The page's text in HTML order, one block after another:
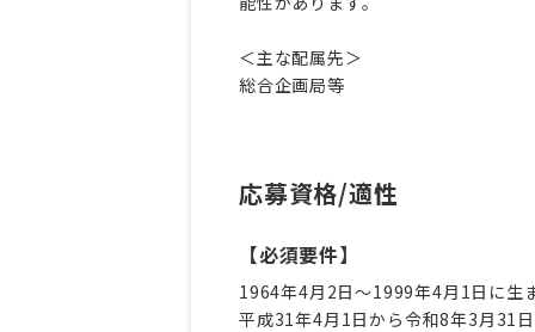
＜主な配属先＞
総合企画局等
応募資格/適性
【必須要件】
1964年4月2日〜1999年4月1日に生
平成31年4月1日から令和8年3月31